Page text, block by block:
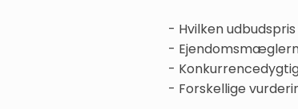
- Hvilken
-
-
- Forskellige